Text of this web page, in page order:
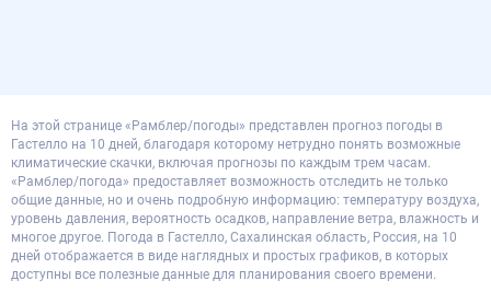
На этой странице «Рамблер/погоды» представлен прогноз погоды в
Гастелло на 10 дней, благодаря которому нетрудно понять возможные
климатические скачки, включая прогнозы по каждым трем часам.
«Рамблер/погода» предоставляет возможность отследить не только
общие данные, но и очень подробную информацию: температуру воздуха,
уровень давления, вероятность осадков, направление ветра, влажность и
многое другое. Погода в Гастелло, Сахалинская область, Россия, на 10
дней отображается в виде наглядных и простых графиков, в которых
доступны все полезные данные для планирования своего времени.